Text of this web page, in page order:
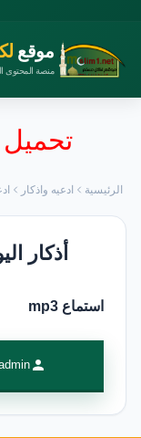
موقع
منصة المحتوى
الرئيسية ادعيه واذكار
أذكار
استماع mp3